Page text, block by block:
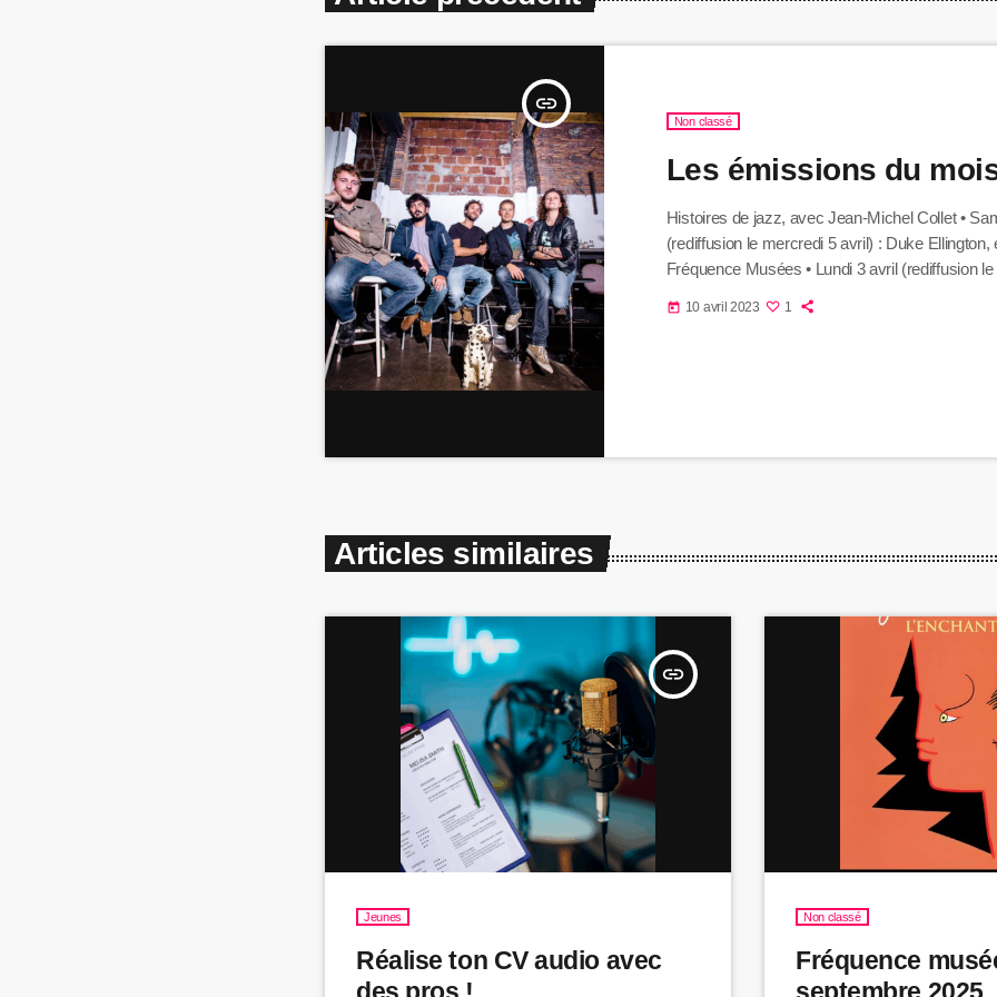
insert_link
Non classé
Les émissions du
Histoires de jazz, avec Jean-Michel Collet •
(rediffusion le mercredi 5 avril) : Duke Ellington,
Fréquence Musées • Lundi 3 avril (rediffusion
l'exposition « Marc Nucera, De mémoire
today 10 avril 2023 1
Articles similaires
insert_link
Jeunes
Réalise ton CV audio avec
Non classé
Fréquence